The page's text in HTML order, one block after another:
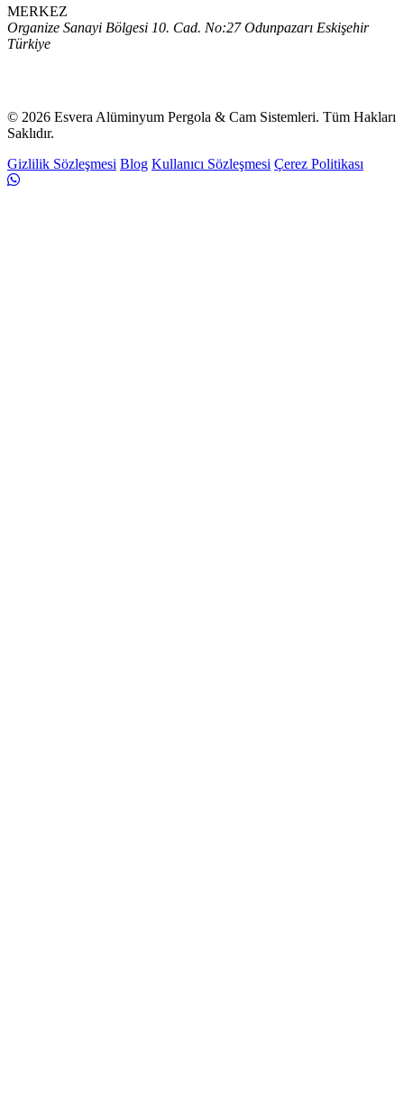
MERKEZ
Organize Sanayi Bölgesi 10. Cad. No:27 Odunpazarı Eskişehir
Türkiye
© 2026 Esvera Alüminyum Pergola & Cam Sistemleri. Tüm Hakları
Saklıdır.
Gizlilik Sözleşmesi Blog Kullanıcı Sözleşmesi Çerez Politikası